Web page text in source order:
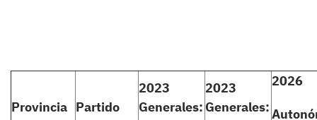
Provincia Partido
2023
Generales:
2023
Generales:
2026